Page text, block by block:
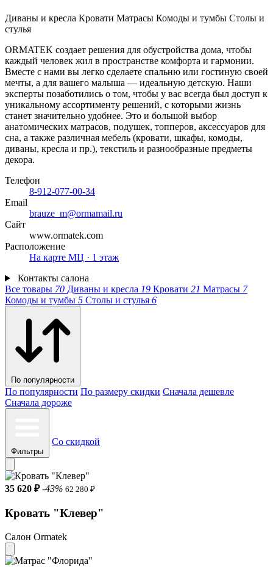
Диваны и кресла Кровати Матрасы Комоды и тумбы Столы и
стулья
ORMATEK создает решения для обустройства дома, чтобы
каждый человек жил в пространстве комфорта и гармонии.
Вместе с нами вы легко сделаете спальню или гостиную своей
мечты, а для вашего малыша — идеальную детскую. Наши
эксперты позаботились о том, чтобы у вас всегда был доступ к
уникальному ассортименту решений, с которыми жизнь
станет значительно удобнее. Это и большой выбор
анатомических матрасов, подушек, топперов, аксессуаров для
сна, а также различная мебель (кровати, шкафы, комоды,
диваны, кресла и пр.), текстиль и разнообразные предметы
декора.
Телефон
8-912-077-00-34
Email
brauze_m@ormamail.ru
Сайт
www.ormatek.com
Расположение
На карте МЦ · 1 этаж
Контакты салона
Все товары 70 Диваны и кресла 19 Кровати 21 Матрасы 7
Комоды и тумбы 5 Столы и стулья 6
По популярности
По популярности По размеру скидки Сначала дешевле
Сначала дороже
Фильтры
Со скидкой
35 620 ₽ -43% 62 280 ₽
Кровать "Клевер"
Салон Ormatek